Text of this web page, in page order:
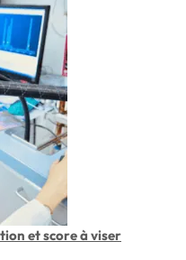
et score à viser